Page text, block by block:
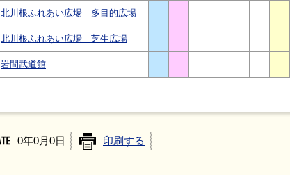
北川根ふれあい広場 多目的広場
北川根ふれあい広場 芝生広場
岩間武道館
0年0月0日 印刷する